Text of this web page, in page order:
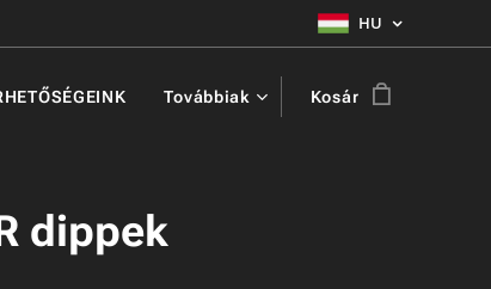
HU
Továbbiak Kosár
dippek